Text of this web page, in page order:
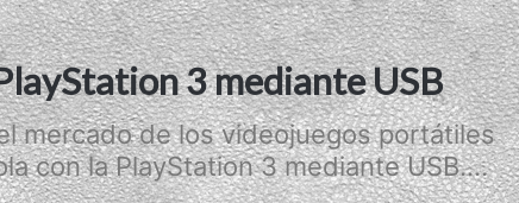
3 mediante USB
mercado de los videojuegos portátiles
con la PlayStation 3 mediante USB....